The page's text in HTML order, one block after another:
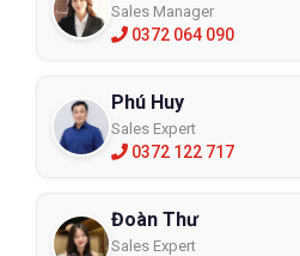
Sales Manager
0372 064 090
Phú Huy
Sales Expert
0372 122 717
Đoàn Thư
Sales Expert